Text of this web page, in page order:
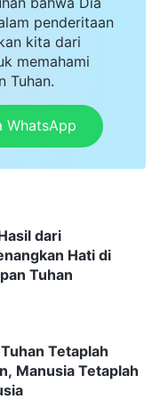
penderitaan
kita dari
memahami
Tuhan.
WhatsApp
dari
Hati di
Tuhan
Tetaplah
Manusia Tetaplah